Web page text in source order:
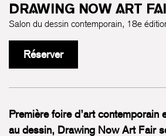
DRAWING NOW ART
Salon du dessin contemporain, 18e
Réserver
Première foire d’art contemporain
au dessin, Drawing Now Art Fair